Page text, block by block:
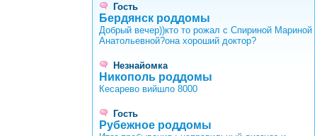
Гость
Бердянск роддомы
Добрый вечер))кто то рожал с Спириной Мариной
Анатольевной?она хороший доктор?
Незнайомка
Никополь роддомы
Кесарево вийшло 8000
Гость
Рубежное роддомы